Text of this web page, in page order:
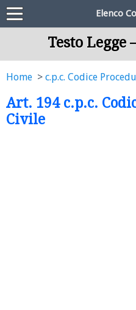
Elenco
Testo Legge
Home c.p.c. Codice
Art. 194 c.p.c.
Civile